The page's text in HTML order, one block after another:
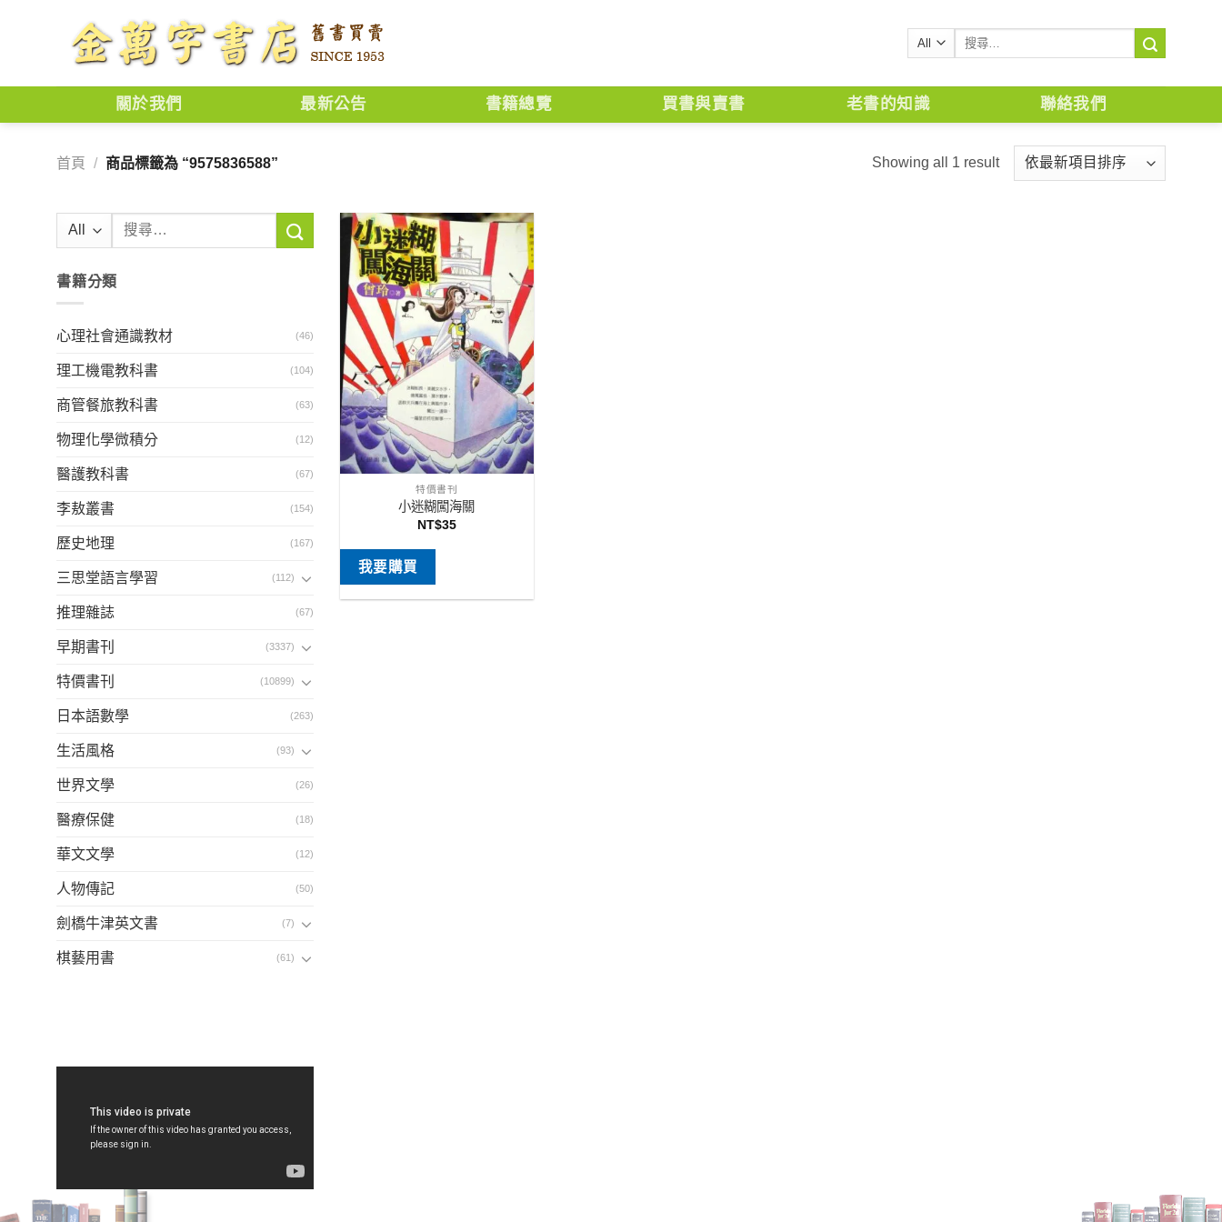
搜
鍵
關於我們 最新公告 書籍總覽 買書與賣書 老書的知識 聯絡我們
首頁 / 商品標籤為 “9575836588” Showing all 1 result
搜
鍵
書籍分類
心理社會通識教材 (46)
理工機電教科書 (104)
商管餐旅教科書 (63)
物理化學微積分 (12)
醫護教科書 (67)
李敖叢書 (154)
歷史地理 (167)
三思堂語言學習 (112)
推理雜誌 (67)
早期書刊 (3337)
特價書刊 (10899)
日本語數學 (263)
生活風格 (93)
世界文學 (26)
醫療保健 (18)
華文文學 (12)
人物傳記 (50)
劍橋牛津英文書 (7)
棋藝用書 (61)
特價書刊
小迷糊闖海關
NT$35
我要購買